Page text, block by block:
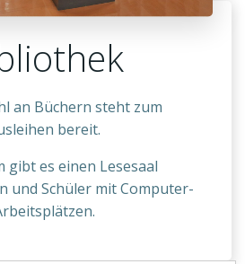
an Büchern steht zum
bereit.
gibt es einen Lesesaal
und Schüler mit Computer-